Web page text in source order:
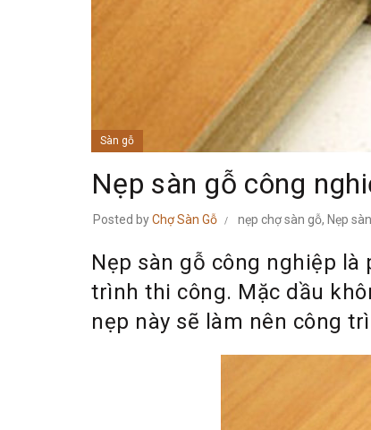
Sàn gỗ
Nẹp sàn gỗ công
Posted byChợ Sàn Gỗ nẹp chợ sàn gỗ, Nẹp
Nẹp sàn gỗ công nghiệp
trình thi công. Mặc dầu
nẹp này sẽ làm nên công